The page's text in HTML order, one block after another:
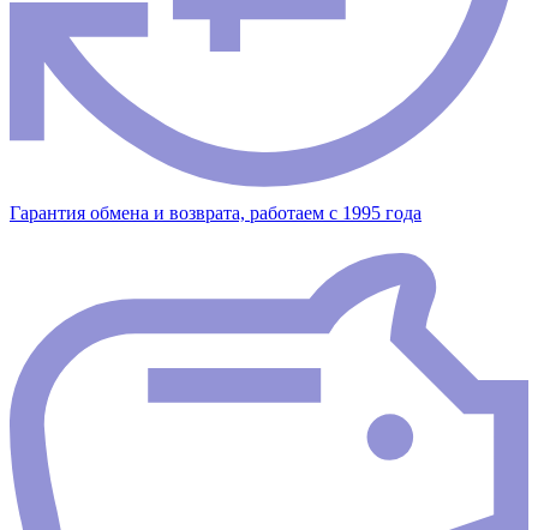
Гарантия обмена и возврата, работаем с 1995 года